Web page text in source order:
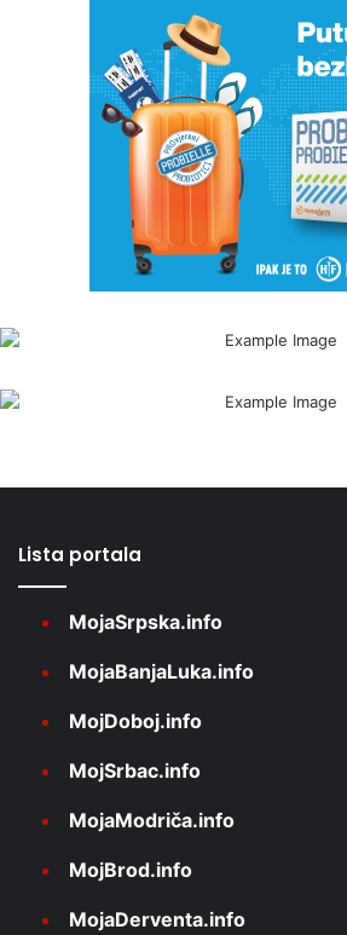
Lista portala
MojaSrpska.info
MojaBanjaLuka.info
MojDoboj.info
MojSrbac.info
MojaModriča.info
MojBrod.info
MojaDerventa.info